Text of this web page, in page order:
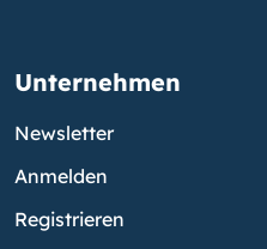
Unternehmen
Newsletter
Anmelden
Registrieren